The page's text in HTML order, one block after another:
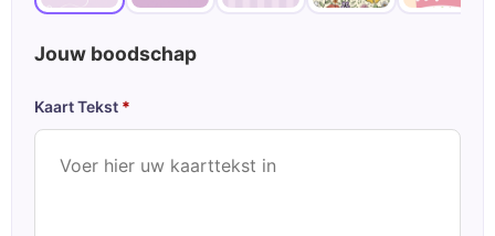
Jouw boodschap
Kaart Tekst *